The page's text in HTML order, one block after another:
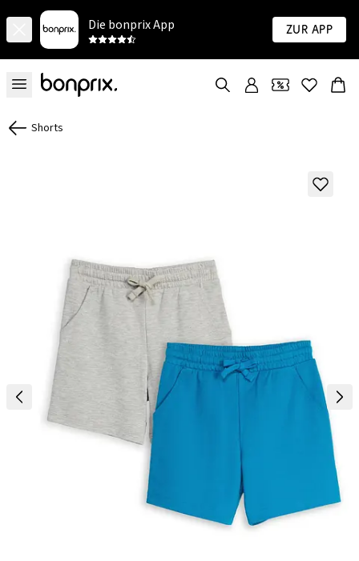
Die bonprix App Zur App
Shorts